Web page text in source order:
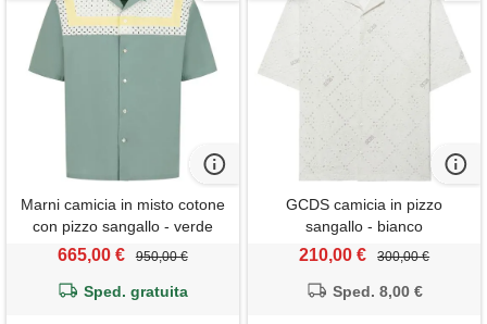
Marni camicia in misto cotone
con pizzo sangallo - verde
665,00 € 950,00 €
Sped. gratuita
GCDS camicia in pizzo
sangallo - bianco
210,00 € 300,00 €
Sped. 8,00 €